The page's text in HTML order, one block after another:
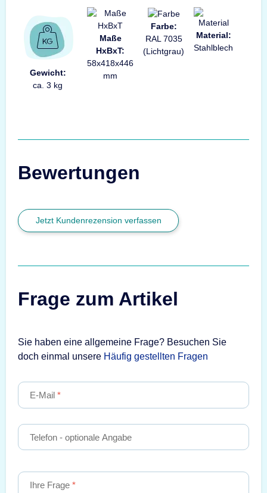
Gewicht:
ca. 3 kg
Maße
HxBxT:
58x418x446
mm
Farbe:
RAL 7035
(Lichtgrau)
Material:
Stahlblech
Bewertungen
Jetzt Kundenrezension verfassen
Frage zum Artikel
Sie haben eine allgemeine Frage? Besuchen Sie
doch einmal unsere Häufig gestellten Fragen
E-Mail
Telefon - optionale Angabe
Ihre Frage